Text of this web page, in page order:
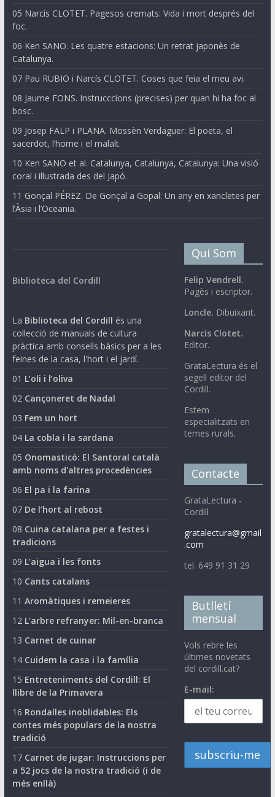
05 Narcís CLOTET. Pagesos cremats: Vida i mort després del
foc.
06 Ken SANO. Les quatre estacions: Un retrat japonès de
Catalunya.
07 Pau RUBIO i Narcís CLOTET. Coses que feia el meu avi.
08 Jaume FONS. Instrucccions (precises) per quan hi ha foc al
bosc.
09 Josep FALP i PLANA. Mossèn Verdaguer: El poeta, el
sacerdot, l’home i el malalt.
10 Ken SANO et al. Catalunya, Catalunya, Catalunya: Una visió
coral i il·lustrada des del Japó.
11 Gonçal PÉREZ. De Gonçal a Gopal: Un any en xancletes per
l’Àsia i l’Oceania.
Biblioteca del Cordill
La Biblioteca del Cordill és una
col·lecció de manuals de cultura
pràctica amb consells bàsics per a les
feines de la casa, l'hort i el jardí.
01 L’oli i l’oliva
02 Cançoneret de Nadal
03 Fem un hort
04 La cobla i la sardana
05 Onomasticó: El Santoral català
amb noms d'altres procedències
06 El pa i la farina
07 De l’hort al rebost
08 Cuina catalana per a festes i
tradicions
09 L'aigua i les fonts
10 Cants catalans
11 Aromàtiques i remeieres
12 L'arbre refranyer: Mil-en-branca
13 Carnet de cuinar
14 Cuidem la casa i la família
15 Entreteniments del Cordill: El
llibre de la Primavera
16 Rondalles inoblidables: Els
contes més populars de la nostra
tradició
17 Carnet de jugar: Instruccions per
a 52 jocs de la nostra tradició (i de
més enllà)
Qui Som
Felip Vendrell.
Pagès i escriptor.
Loncle. Dibuixant.
Narcís Clotet.
Editor.
GrataLectura és el
segell editor del
Cordill.
Estem
especialitzats en
temes rurals.
Contacte
GrataLectura -
Cordill
gratalectura@gmail
.com
tel. 649 91 31 29
Butlletí
mensual
Vols rebre les
últimes novetats
del cordill.cat?
E-mail: